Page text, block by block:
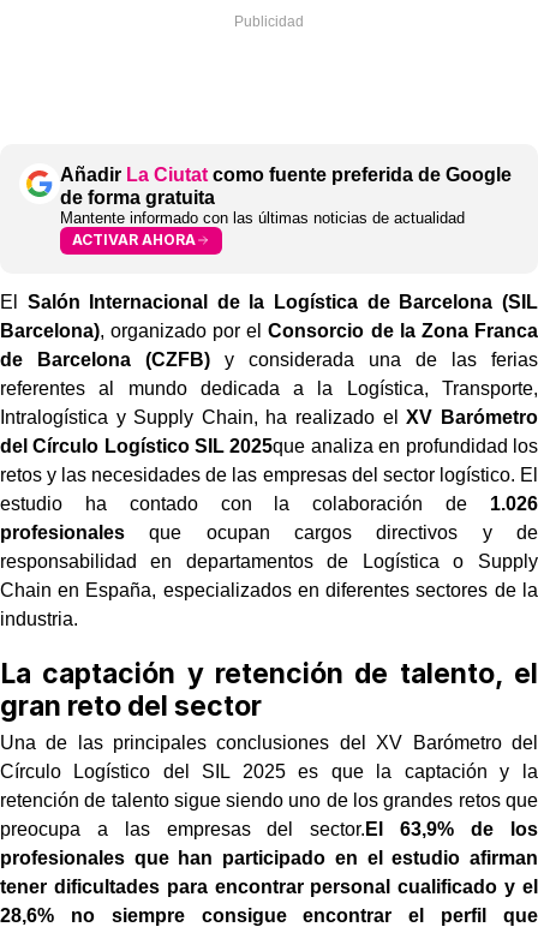
Añadir La Ciutat como fuente preferida de Google
de forma gratuita
Mantente informado con las últimas noticias de actualidad
ACTIVAR AHORA
El Salón Internacional de la Logística de Barcelona (SIL
Barcelona), organizado por elConsorcio de la Zona Franca
de Barcelona (CZFB)y considerada una de las ferias
referentes al mundo dedicada a la Logística, Transporte,
Intralogística y Supply Chain, ha realizado elXV Barómetro
del Círculo Logístico SIL 2025que analiza en profundidad los
retos y las necesidades de las empresas del sector logístico. El
estudio ha contado con la colaboración de 1.026
profesionales que ocupan cargos directivos y de
responsabilidad en departamentos de Logística o Supply
Chain en España, especializados en diferentes sectores de la
industria.
La captación y retención de talento, el
gran reto del sector
Una de las principales conclusiones del XV Barómetro del
Círculo Logístico del SIL 2025 es que la captación y la
retención de talento sigue siendo uno de los grandes retos que
preocupa a las empresas del sector. El 63,9% de los
profesionales que han participado en el estudio afirman
tener dificultades para encontrar personal cualificado y el
28,6% no siempre consigue encontrar el perfil que